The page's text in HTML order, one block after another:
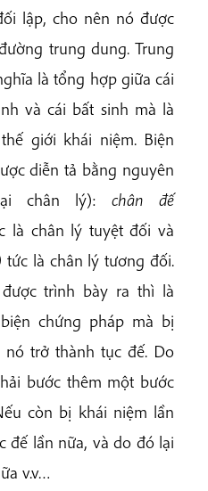
lập, cho nên nó được
trung dung. Trung
là tổng hợp giữa cái
và cái bất sinh mà là
giới khái niệm. Biện
diễn tả bằng nguyên
chân lý): chân đế
là chân lý tuyệt đối và
tức là chân lý tương đối.
trình bày ra thì là
chứng pháp mà bị
trở thành tục đế. Do
bước thêm một bước
còn bị khái niệm lần
đế lần nữa, và do đó lại
v.v…